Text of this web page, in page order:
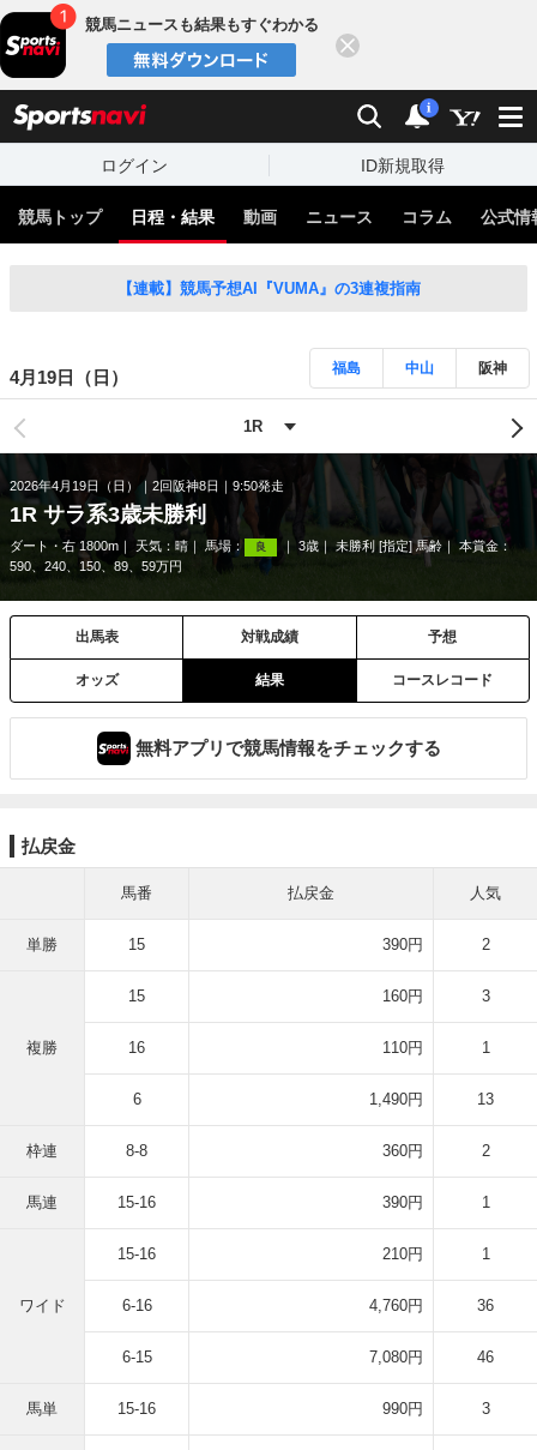
競馬ニュースも結果もすぐわかる
検索 通知
i
ログイン ID新規取得
競馬トップ 日程・結果 動画 ニュース コラム 公式情
【連載】競馬予想AI『VUMA』の3連複指南
4月19日（日） 福島 中山 阪神
2026年4月19日（日） 2回阪神8日 9:50発走
1R サラ系3歳未勝利
ダート・右 1800m 天気： 晴 馬場： 良 3歳 未勝利 [指定] 馬齢
本賞金：
590、240、150、89、59万円
出馬表 対戦成績 予想
オッズ 結果 コースレコード
無料アプリで競馬情報をチェックする
払戻金
馬番 払戻金 人気
単勝 15 390円 2
複勝
15 160円 3
16 110円 1
6 1,490円 13
枠連 8-8 360円 2
馬連 15-16 390円 1
ワイド
15-16 210円 1
6-16 4,760円 36
6-15 7,080円 46
馬単 15-16 990円 3